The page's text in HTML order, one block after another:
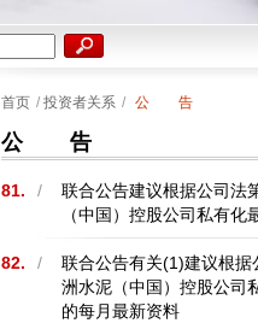
首页 / 投资者关系 / 公 告
公 告
81. /
联合公告建议根据公司法
（中国）控股公司私有化
82. /
联合公告有关(1)建议根
洲水泥（中国）控股公司
的每月最新资料